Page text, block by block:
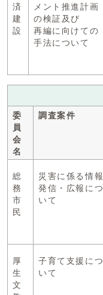
済
建
設
メント推進計画
の検証及び
再編に向けての
手法について
委
員
会
名
調査案件
総
務
市
民
災害に係る情報
発信・広報につ
いて
厚
生
文
子育て支援につ
いて